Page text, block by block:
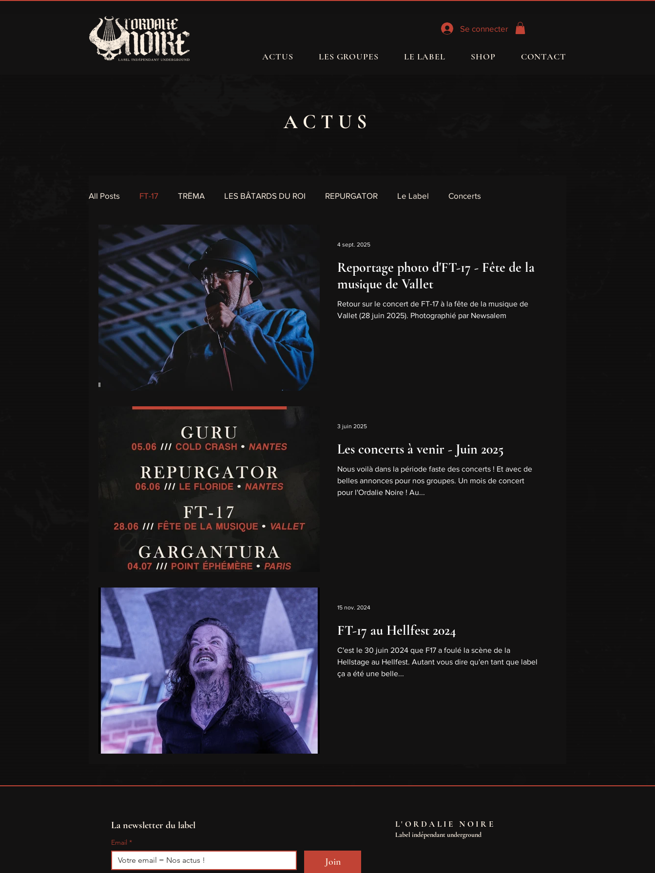
Se connecter
ACTUS LES GROUPES LE LABEL SHOP CONTACT
ACTUS
All Posts FT-17 TRËMA LES BÂTARDS DU ROI REPURGATOR Le Label Concerts
Live Report MALKAVIAN INITIATION
TERRES FROIDES OROB CORNUCOPIA SORCIÈRE Photos Chronique d'album Interview
Vidéos
Reportage photo d'FT-17 - Fête de la
musique de Vallet
Retour sur le concert de FT-17 à la fête de la musique de
Vallet (28 juin 2025). Photographié par Newsalem
4 sept. 2025
Les concerts à venir - Juin 2025
Nous voilà dans la période faste des concerts ! Et avec de
belles annonces pour nos groupes. Un mois de concert
pour l'Ordalie Noire ! Au...
3 juin 2025
FT-17 au Hellfest 2024
C'est le 30 juin 2024 que F17 a foulé la scène de la
Hellstage au Hellfest. Autant vous dire qu'en tant que label
ça a été une belle...
15 nov. 2024
La newsletter du label
Email *
Join
L'ORDALIE NOIRE
Label indépendant underground